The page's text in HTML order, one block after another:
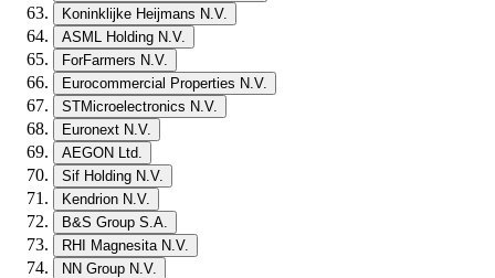
Koninklijke Heijmans N.V.
ASML Holding N.V.
ForFarmers N.V.
Eurocommercial Properties N.V.
STMicroelectronics N.V.
Euronext N.V.
AEGON Ltd.
Sif Holding N.V.
Kendrion N.V.
B&S Group S.A.
RHI Magnesita N.V.
NN Group N.V.